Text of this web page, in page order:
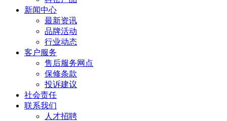
新闻中心
最新资讯
品牌活动
行业动态
客户服务
售后服务网点
保修条款
投诉建议
社会责任
联系我们
人才招聘